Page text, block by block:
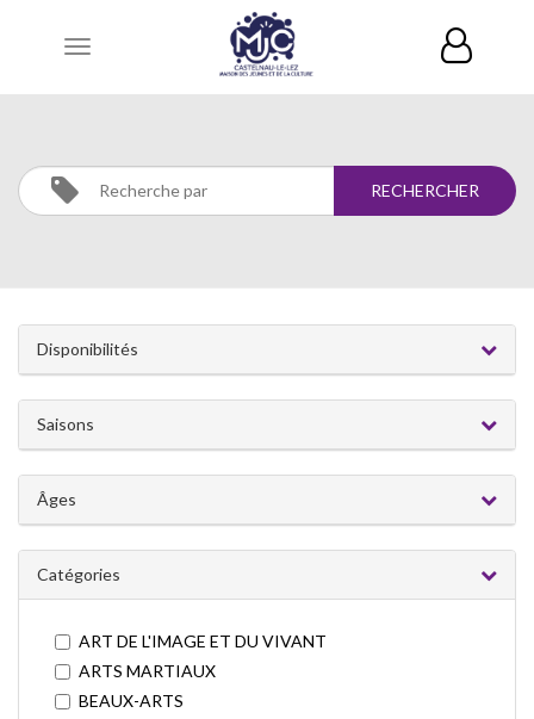
Toggle
MUSIQUE
Activités
Disponibilités
Saisons
Âges
Catégories
ART DE L'IMAGE ET DU VIVANT
ARTS MARTIAUX
BEAUX-ARTS